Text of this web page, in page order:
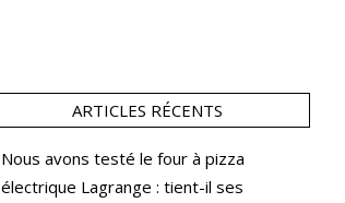
ARTICLES RÉCENTS
Nous avons testé le four à pizza
électrique Lagrange : tient-il ses